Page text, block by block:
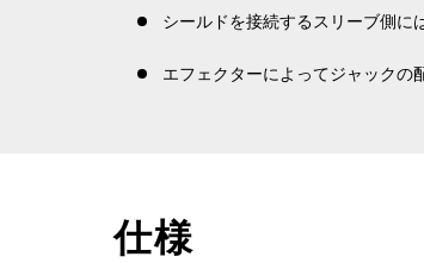
シールドを接続するスリーブ側に
エフェクターによってジャックの
仕様